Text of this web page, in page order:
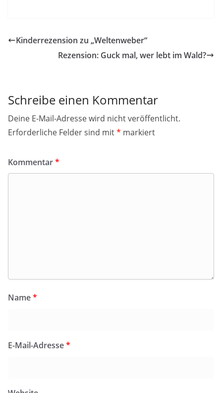
Kinderrezension zu „Weltenweber“
Rezension: Guck mal, wer lebt im Wald?
Schreibe einen Kommentar
Deine E-Mail-Adresse wird nicht veröffentlicht.
Erforderliche Felder sind mit* markiert
Kommentar*
Name*
E-Mail-Adresse*